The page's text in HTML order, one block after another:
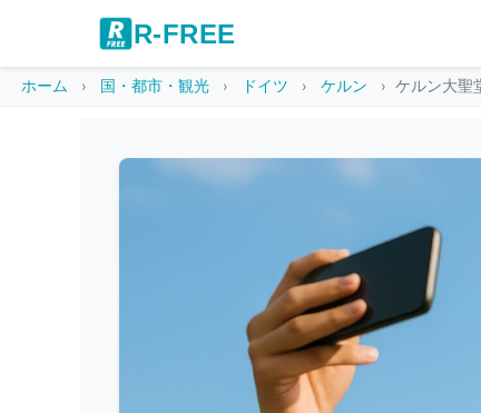
R-FREE
ホーム 国・都市・観光 ドイツ ケルン ケルン大聖